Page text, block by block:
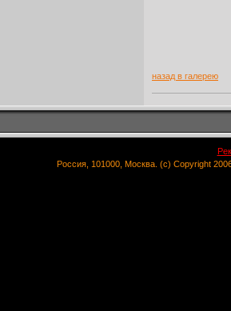
назад в галерею
Россия, 101000, Москва. (c) Copyright